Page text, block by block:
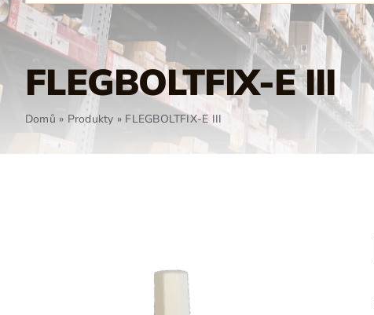
FLEGBOLTFIX-E III
Domů » Produkty » FLEGBOLTFIX-E III